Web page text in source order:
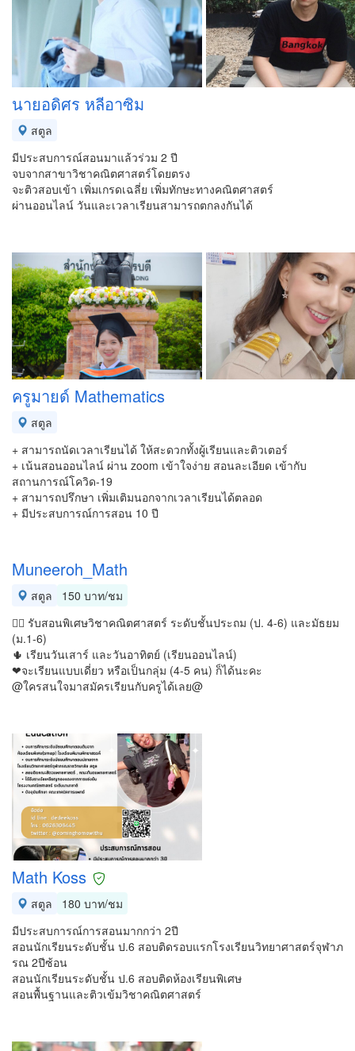
นายอดิศร หลีอาซิม
สตูล
มีประสบการณ์สอนมาแล้วร่วม 2 ปี
จบจากสาขาวิชาคณิตศาสตร์โดยตรง
จะติวสอบเข้า เพิ่มเกรดเฉลี่ย เพิ่มทักษะทางคณิตศาสตร์
ผ่านออนไลน์ วันและเวลาเรียนสามารถตกลงกันได้
ครูมายด์ Mathematics
สตูล
+ สามารถนัดเวลาเรียนได้ ให้สะดวกทั้งผู้เรียนและติวเตอร์
+ เน้นสอนออนไลน์ ผ่าน zoom เข้าใจง่าย สอนละเอียด เข้ากับ
สถานการณ์โควิด-19
+ สามารถปรึกษา เพิ่มเติมนอกจากเวลาเรียนได้ตลอด
+ มีประสบการณ์การสอน 10 ปี
Muneeroh_Math
สตูล
150 บาท/ชม
👉🏻 รับสอนพิเศษวิชาคณิตศาสตร์ ระดับชั้นประถม (ป. 4-6) และมัธยม
(ม.1-6)
🌵 เรียนวันเสาร์ และวันอาทิตย์ (เรียนออนไลน์)
❤จะเรียนแบบเดี่ยว หรือเป็นกลุ่ม (4-5 คน) ก็ได้นะคะ
@ใครสนใจมาสมัครเรียนกับครูได้เลย@
Math Koss
สตูล
180 บาท/ชม
มีประสบการณ์การสอนมากกว่า 2ปี
สอนนักเรียนระดับชั้น ป.6 สอบติดรอบแรกโรงเรียนวิทยาศาสตร์จุฬาภ
รณ 2ปีซ้อน
สอนนักเรียนระดับชั้น ป.6 สอบติดห้องเรียนพิเศษ
สอนพื้นฐานและติวเข้มวิชาคณิตศาสตร์